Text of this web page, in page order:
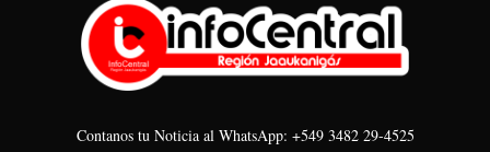
Contanos tu Noticia al WhatsApp: +549 3482 29-4525